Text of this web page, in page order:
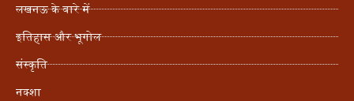
लखनऊ के बारे में
इतिहास और भूगोल
संस्कृति
नक्शा